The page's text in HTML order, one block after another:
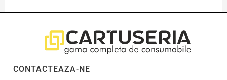
CONTACTEAZA-NE